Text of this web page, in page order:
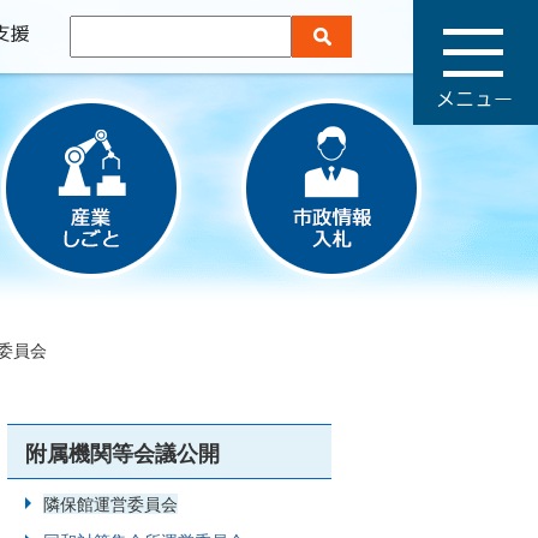
員会
附属機関等会議公開
隣保館運営委員会